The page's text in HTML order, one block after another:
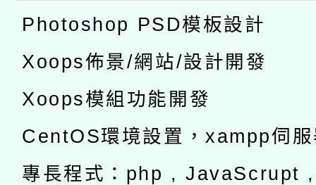
Photoshop PSD模板設計
Xoops佈景/網站/設計開發
Xoops模組功能開發
CentOS環境設置，xampp伺
專長程式：php , JavaScrupt